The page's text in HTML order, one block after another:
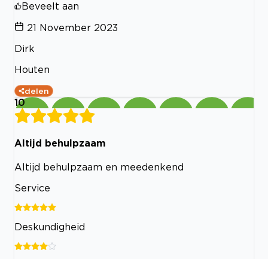
Beveelt aan
21 November 2023
Dirk
Houten
delen
10
Altijd behulpzaam
Altijd behulpzaam en meedenkend
Service
Deskundigheid